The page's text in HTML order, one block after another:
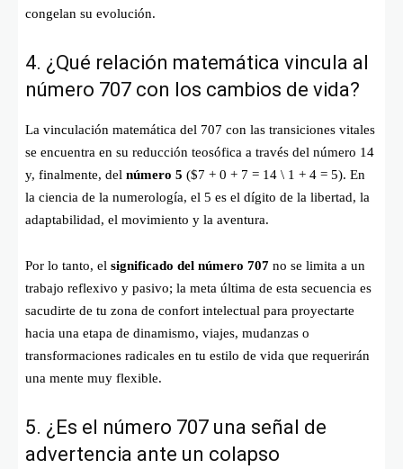
congelan su evolución.
4. ¿Qué relación matemática vincula al
número 707 con los cambios de vida?
La vinculación matemática del 707 con las transiciones vitales
se encuentra en su reducción teosófica a través del número 14
y, finalmente, del número 5 ($7 + 0 + 7 = 14 \ 1 + 4 = 5). En
la ciencia de la numerología, el 5 es el dígito de la libertad, la
adaptabilidad, el movimiento y la aventura.
Por lo tanto, el significado del número 707 no se limita a un
trabajo reflexivo y pasivo; la meta última de esta secuencia es
sacudirte de tu zona de confort intelectual para proyectarte
hacia una etapa de dinamismo, viajes, mudanzas o
transformaciones radicales en tu estilo de vida que requerirán
una mente muy flexible.
5. ¿Es el número 707 una señal de
advertencia ante un colapso